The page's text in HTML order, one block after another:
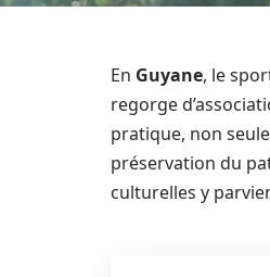
En Guyane, le
regorge
pratique, non
préservation du
culturelles y